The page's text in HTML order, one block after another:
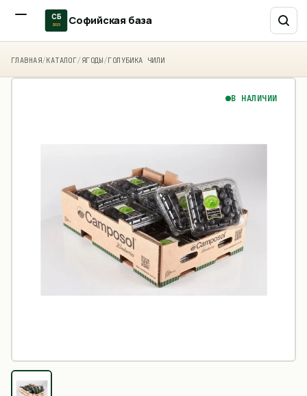
СБ
2015 Софийская база
ГЛАВНАЯ/КАТАЛОГ/ ЯГОДЫ/ГОЛУБИКА ЧИЛИ
В НАЛИЧИИ